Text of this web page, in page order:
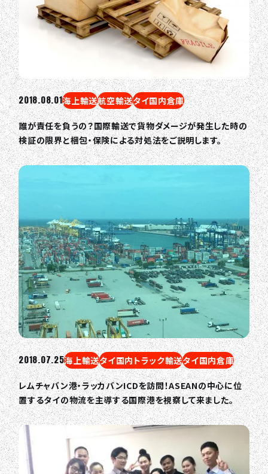
TOP
ABOUT HPS Value
SERVICES
COLUMN
NEWS
CONTACT
JA
2018.08.01海上輸送航空輸送タイ国内倉庫
誰が責任を負うの？国際輸送で貨物ダメージが発生した時の
検証の限界と梱包・保険による対処法をご説明します。
2018.07.25海上輸送タイ国内トラック輸送タイ国内倉庫
レムチャバン港・ラッカバンICDを訪問！ASEANの中心に位
置するタイの物流を主導する国際港を視察して来ました。